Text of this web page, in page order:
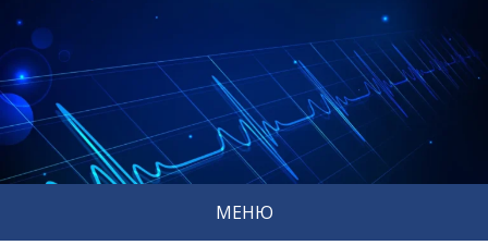
МЕНЮ